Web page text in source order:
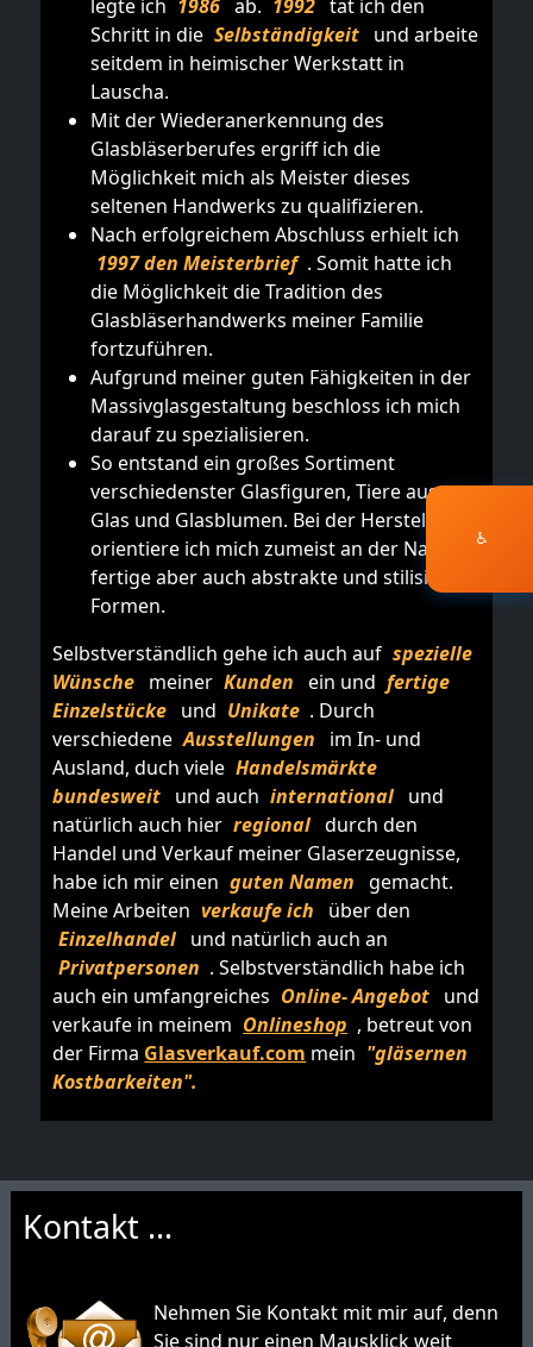
legte ich 1986 ab. 1992 tat ich den
Schritt in die Selbständigkeit und arbeite
seitdem in heimischer Werkstatt in
Lauscha.
Mit der Wiederanerkennung des
Glasbläserberufes ergriff ich die
Möglichkeit mich als Meister dieses
seltenen Handwerks zu qualifizieren.
Nach erfolgreichem Abschluss erhielt ich
1997 den Meisterbrief . Somit hatte ich
die Möglichkeit die Tradition des
Glasbläserhandwerks meiner Familie
fortzuführen.
Aufgrund meiner guten Fähigkeiten in der
Massivglasgestaltung beschloss ich mich
darauf zu spezialisieren.
So entstand ein großes Sortiment
verschiedenster Glasfiguren, Tiere aus
Glas und Glasblumen. Bei der Herstellung
orientiere ich mich zumeist an der Natur,
fertige aber auch abstrakte und stilisierte
Formen.
Selbstverständlich gehe ich auch auf spezielle
Wünsche meiner Kunden ein und fertige
Einzelstücke und Unikate . Durch
verschiedene Ausstellungen
im In- und
Ausland, duch viele Handelsmärkte
bundesweit und auch international und
natürlich auch hier regional durch den
Handel und Verkauf meiner Glaserzeugnisse,
habe ich mir einen guten Namen gemacht.
Meine Arbeiten verkaufe ich
über den
Einzelhandel und natürlich auch an
Privatpersonen . Selbstverständlich habe ich
auch ein umfangreiches Online- Angebot und
verkaufe in meinem Onlineshop , betreut von
der Firma Glasverkauf.com mein "gläsernen
Kostbarkeiten".
Kontakt ...
Nehmen Sie Kontakt mit mir auf, denn
Sie sind nur einen Mausklick weit
♿